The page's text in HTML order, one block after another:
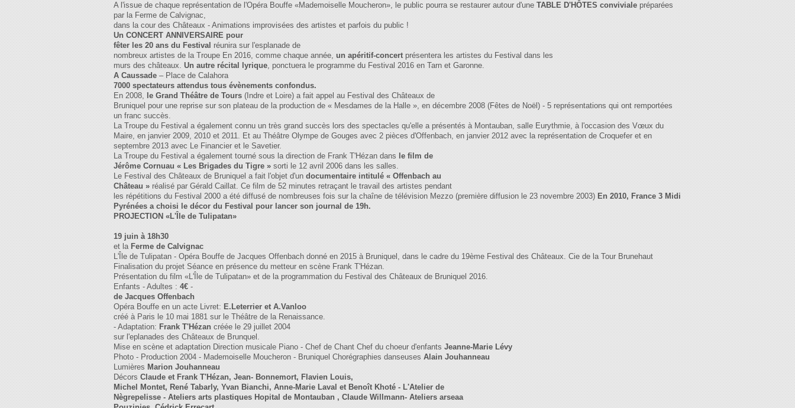
A l'issue de chaque représentation de l'Opéra Bouffe «Mademoiselle Moucheron», le public pourra se restaurer autour d'une TABLE D'HÔTES conviviale préparées
par la Ferme de Calvignac,
dans la cour des Châteaux - Animations improvisées des artistes et parfois du public !
Un CONCERT ANNIVERSAIRE pour
fêter les 20 ans du Festival réunira sur l'esplanade de
nombreux artistes de la Troupe En 2016, comme chaque année, un apéritif-concert présentera les artistes du Festival dans les
murs des châteaux. Un autre récital lyrique, ponctuera le programme du Festival 2016 en Tarn et Garonne.
A Caussade – Place de Calahora
7000 spectateurs attendus tous évènements confondus.
En 2008, le Grand Théâtre de Tours (Indre et Loire) a fait appel au Festival des Châteaux de
Bruniquel pour une reprise sur son plateau de la production de « Mesdames de la Halle », en décembre 2008 (Fêtes de Noël) - 5 représentations qui ont remportées
un franc succès.
La Troupe du Festival a également connu un très grand succès lors des spectacles qu'elle a présentés à Montauban, salle Eurythmie, à l'occasion des Vœux du
Maire, en janvier 2009, 2010 et 2011. Et au Théâtre Olympe de Gouges avec 2 pièces d'Offenbach, en janvier 2012 avec la représentation de Croquefer et en
septembre 2013 avec Le Financier et le Savetier.
La Troupe du Festival a également tourné sous la direction de Frank T'Hézan dans le film de
Jérôme Cornuau « Les Brigades du Tigre » sorti le 12 avril 2006 dans les salles.
Le Festival des Châteaux de Bruniquel a fait l'objet d'un documentaire intitulé « Offenbach au
Château » réalisé par Gérald Caillat. Ce film de 52 minutes retraçant le travail des artistes pendant
les répétitions du Festival 2000 a été diffusé de nombreuses fois sur la chaîne de télévision Mezzo (première diffusion le 23 novembre 2003) En 2010, France 3 Midi
Pyrénées a choisi le décor du Festival pour lancer son journal de 19h.
PROJECTION «L'Île de Tulipatan»
19 juin à 18h30
et laFerme de Calvignac
L'Île de Tulipatan - Opéra Bouffe de Jacques Offenbach donné en 2015 à Bruniquel, dans le cadre du 19ème Festival des Châteaux. Cie de la Tour Brunehaut
Finalisation du projet Séance en présence du metteur en scène Frank T'Hézan.
Présentation du film «L'Île de Tulipatan» et de la programmation du Festival des Châteaux de Bruniquel 2016.
Enfants - Adultes : 4€ -
de Jacques Offenbach
Opéra Bouffe en un acte Livret: E.Leterrier et A.Vanloo
créé à Paris le 10 mai 1881 sur le Théâtre de la Renaissance.
- Adaptation: Frank T'Hézan créée le 29 juillet 2004
sur l'eplanades des Châteaux de Brunquel.
Mise en scène et adaptation Direction musicale Piano - Chef de Chant Chef du choeur d'enfants Jeanne-Marie Lévy
Photo - Production 2004 - Mademoiselle Moucheron - Bruniquel Chorégraphies danseuses Alain Jouhanneau
Lumières Marion Jouhanneau
Décors Claude et Frank T'Hézan, Jean- Bonnemort, Flavien Louis,
Michel Montet, René Tabarly, Yvan Bianchi, Anne-Marie Laval et Benoît Khoté - L'Atelier de
Nègrepelisse - Ateliers arts plastiques Hopital de Montauban , Claude Willmann- Ateliers arseaa